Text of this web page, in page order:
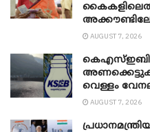
AUGUST 7, 2026
വെള്ളം
AUGUST 7, 2026